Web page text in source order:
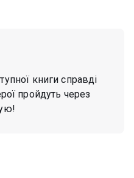
книги справді
пройдуть через